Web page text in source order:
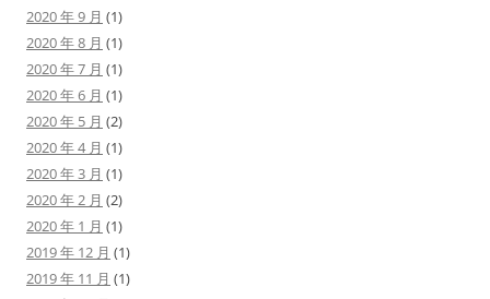
2020 年 9 月 (1)
2020 年 8 月 (1)
2020 年 7 月 (1)
2020 年 6 月 (1)
2020 年 5 月 (2)
2020 年 4 月 (1)
2020 年 3 月 (1)
2020 年 2 月 (2)
2020 年 1 月 (1)
2019 年 12 月 (1)
2019 年 11 月 (1)